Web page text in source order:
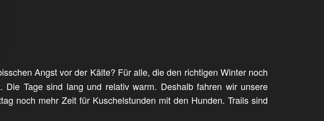
Angst vor der Kälte? Für alle, die den richtigen Winter noch
Tage sind lang und relativ warm. Deshalb fahren wir unsere
noch mehr Zeit für Kuschelstunden mit den Hunden. Trails sind